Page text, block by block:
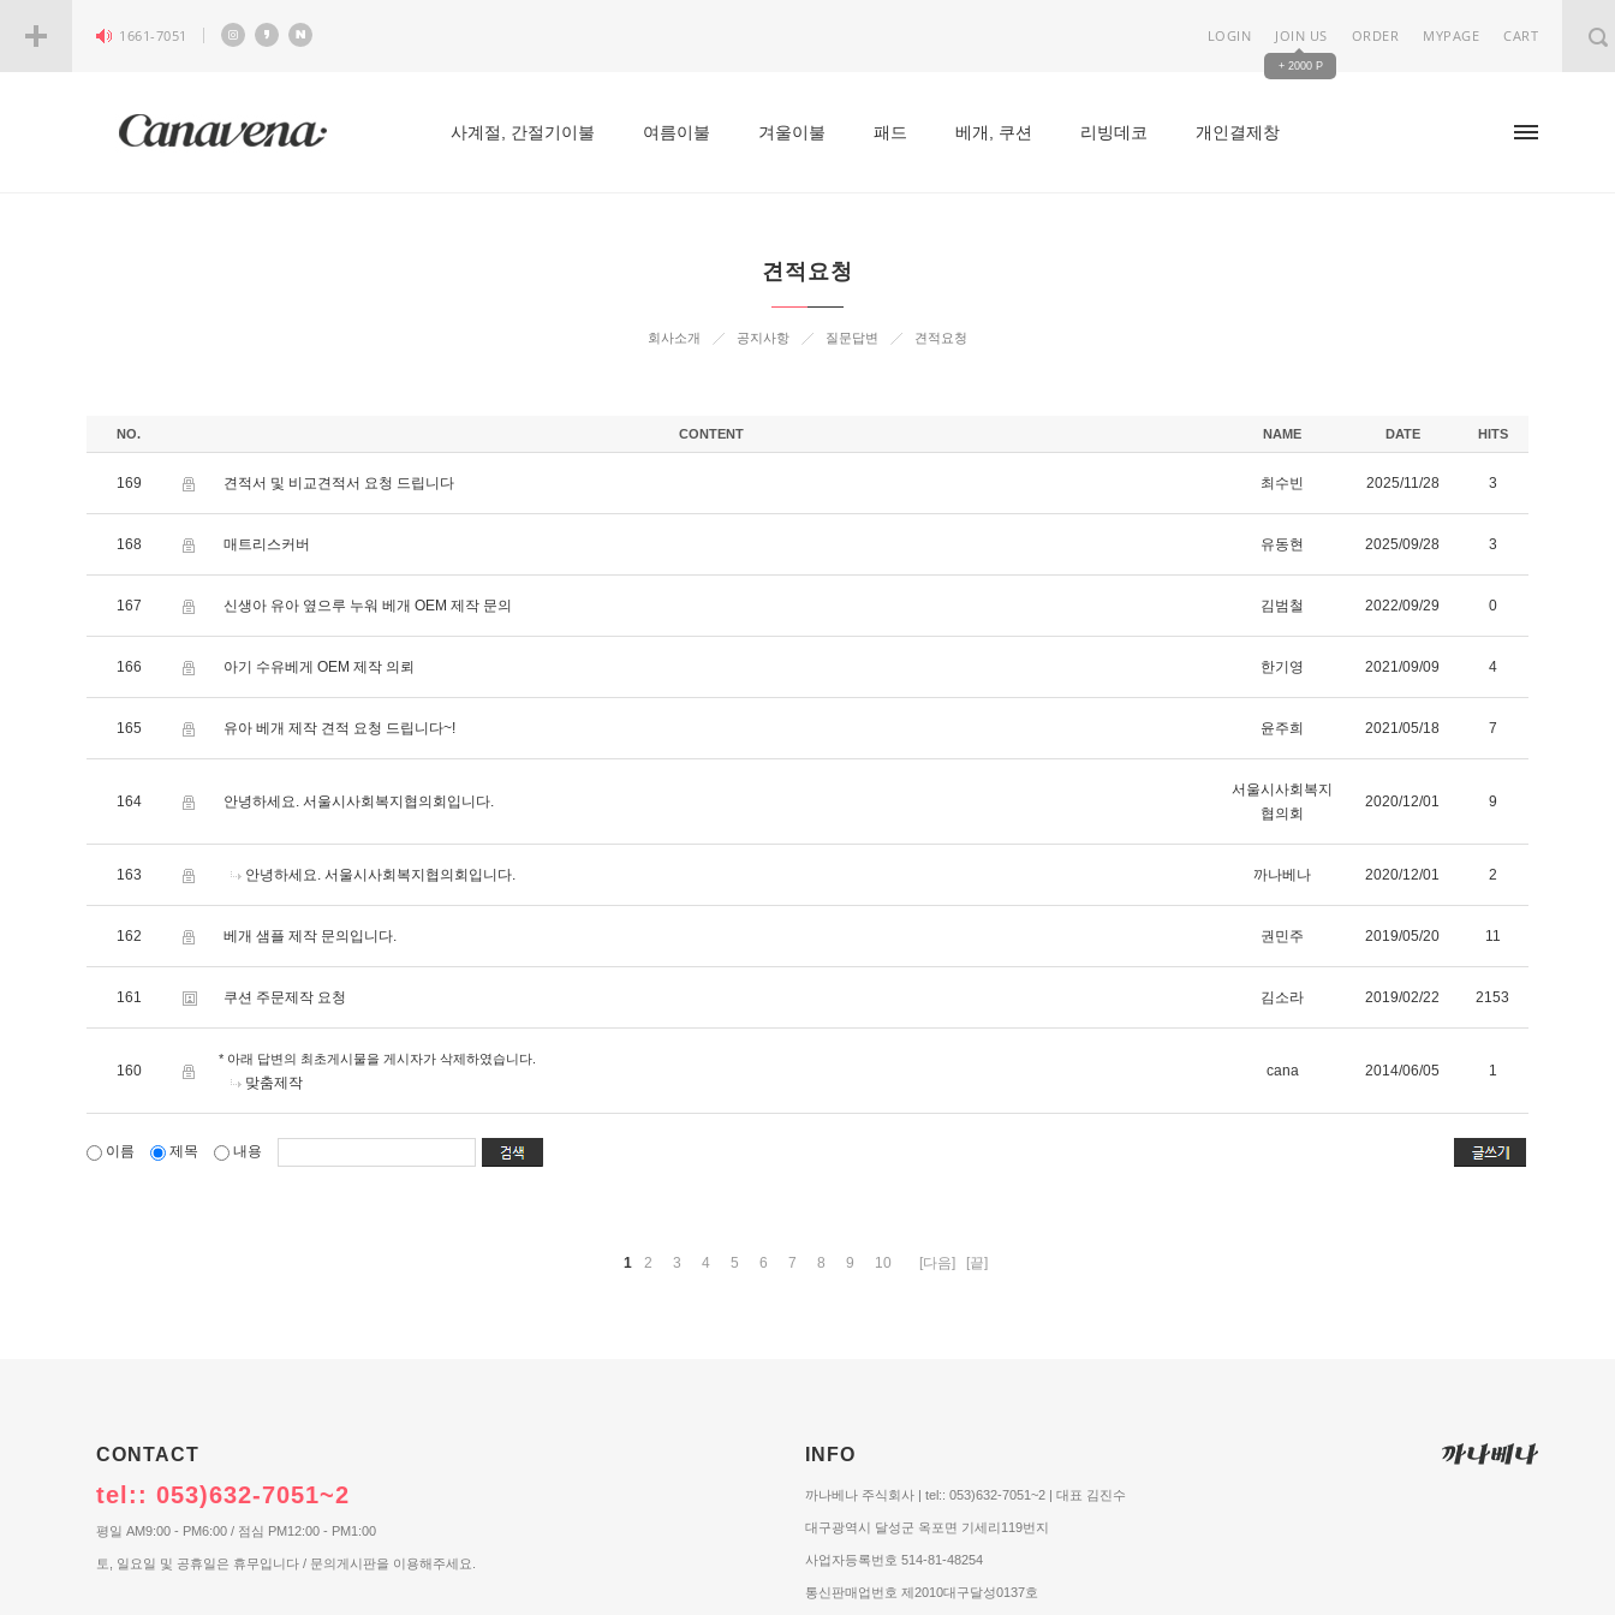
1661-7051 LOGIN JOIN US
+ 2000 P
ORDER MYPAGE CART
사계절, 간절기이불 여름이불 겨울이불 패드 베개, 쿠션 리빙데코 개인결제창
견적요청
회사소개 공지사항 질문답변 견적요청
NO. CONTENT NAME DATE HITS
169 견적서 및 비교견적서 요청 드립니다 최수빈 2025/11/28 3
168 매트리스커버 유동현 2025/09/28 3
167 신생아 유아 옆으루 누워 베개 OEM 제작 문의 김범철 2022/09/29 0
166 아기 수유베게 OEM 제작 의뢰 한기영 2021/09/09 4
165 유아 베개 제작 견적 요청 드립니다~! 윤주희 2021/05/18 7
164 안녕하세요. 서울시사회복지협의회입니다.
서울시사회복지
협의회
2020/12/01 9
163 안녕하세요. 서울시사회복지협의회입니다. 까나베나 2020/12/01 2
162 베개 샘플 제작 문의입니다. 권민주 2019/05/20 11
161 쿠션 주문제작 요청 김소라 2019/02/22 2153
160
* 아래 답변의 최초게시물을 게시자가 삭제하였습니다.
맞춤제작
cana 2014/06/05 1
이름 제목 내용
1 2 3 4 5 6 7 8 9 10 [다음] [끝]
CONTACT
tel:: 053)632-7051~2
평일 AM9:00 - PM6:00 / 점심 PM12:00 - PM1:00
토, 일요일 및 공휴일은 휴무입니다 / 문의게시판을 이용해주세요.
INFO
까나베나 주식회사 | tel:: 053)632-7051~2 | 대표 김진수
대구광역시 달성군 옥포면 기세리119번지
사업자등록번호 514-81-48254
통신판매업번호 제2010대구달성0137호